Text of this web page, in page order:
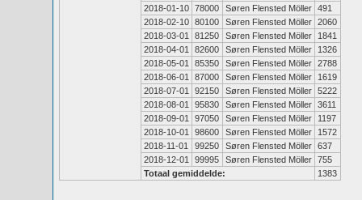
2018-01-10 78000 Søren Flensted Möller 491
2018-02-10 80100 Søren Flensted Möller 2060
2018-03-01
81250 Søren Flensted Möller
1841
2018-04-01
82600 Søren Flensted Möller
1326
2018-05-01
85350 Søren Flensted Möller 2788
2018-06-01
87000 Søren Flensted Möller
1619
2018-07-01
92150 Søren Flensted Möller 5222
2018-08-01
95830 Søren Flensted Möller 3611
2018-09-01
97050 Søren Flensted Möller
1197
2018-10-01
98600 Søren Flensted Möller
1572
2018-11-01
99250 Søren Flensted Möller 637
2018-12-01
99995 Søren Flensted Möller 755
Totaal gemiddelde:
1383